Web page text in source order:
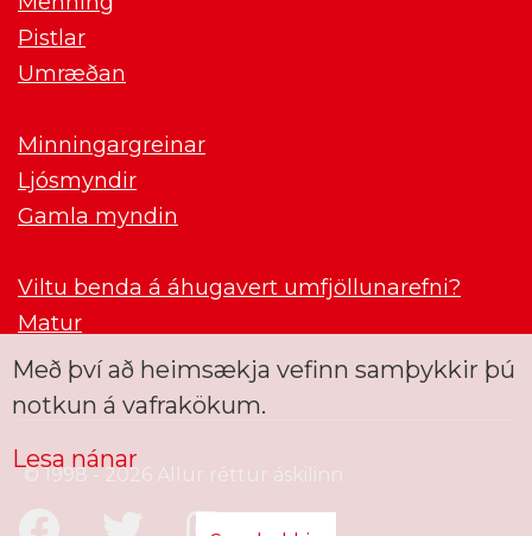
Pistlar
Umræðan
Minningargreinar
Ljósmyndir
Gamla myndin
Viltu benda á áhugavert umfjöllunarefni?
Matur
© 1998 - 2026 Allur réttur áskilinn
Með því að heimsækja vefinn samþykkir þú
notkun á vafrakökum.
Lesa nánar